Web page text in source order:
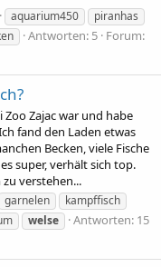
aquarium450
piranhas
Antworten: 5 Forum:
Zajac war und habe
fand den Laden etwas
Becken, viele Fische
super, verhält sich top.
verstehen...
garnelen
kampffisch
welse
Antworten: 15